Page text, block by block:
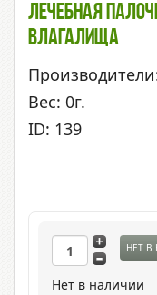
Лечебная
Влагалища
Вес: 0г.
ID: 139
НЕТ В
Нет в наличии